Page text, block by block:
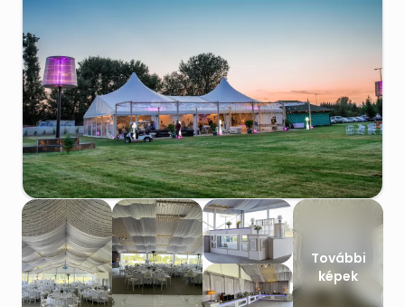
További
képek